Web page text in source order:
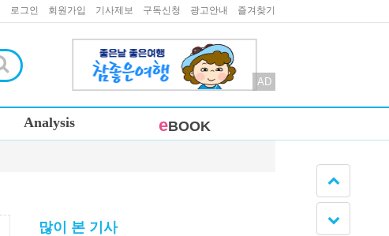
로그인 회원가입 기사제보 구독신청 광고안내 즐겨찾기
AD
Analysis eBOOK
많이 본 기사